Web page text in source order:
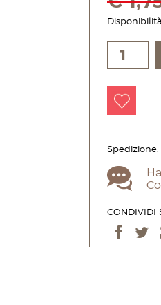
Spedizione:
CONDIVIDI